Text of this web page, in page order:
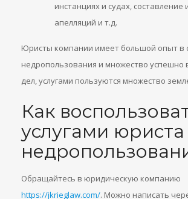
инстанциях и судах, составление
апелляций и т.д.
Юристы компании имеет большой опыт в
недропользования и множество успешно
дел, услугами пользуются множество
Как
услугами
Обращайтесь в юридическую компанию
https://jkrieglaw.com/. Можно написать